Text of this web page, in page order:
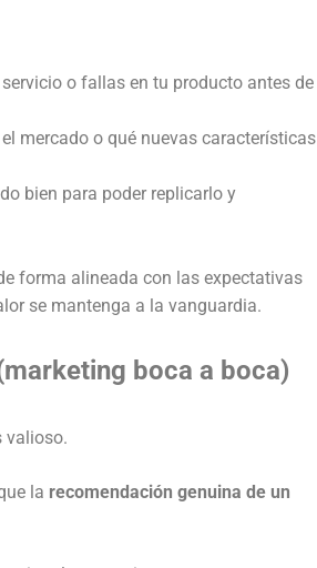
o fallas en tu producto antes de
mercado o qué nuevas características
bien para poder replicarlo y
forma alineada con las expectativas
se mantenga a la vanguardia.
boca a boca)
valioso.
la recomendación genuina de un